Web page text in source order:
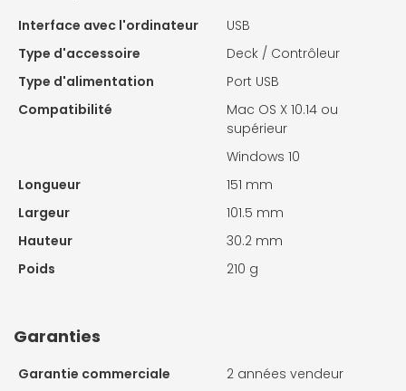
Interface avec l'ordinateur
USB
Type d'accessoire
Deck / Contrôleur
Type d'alimentation
Port USB
Compatibilité
Mac OS X 10.14 ou
supérieur
Windows 10
Longueur
151 mm
Largeur
101.5 mm
Hauteur
30.2 mm
Poids
210 g
Garanties
Garantie commerciale
2 années vendeur